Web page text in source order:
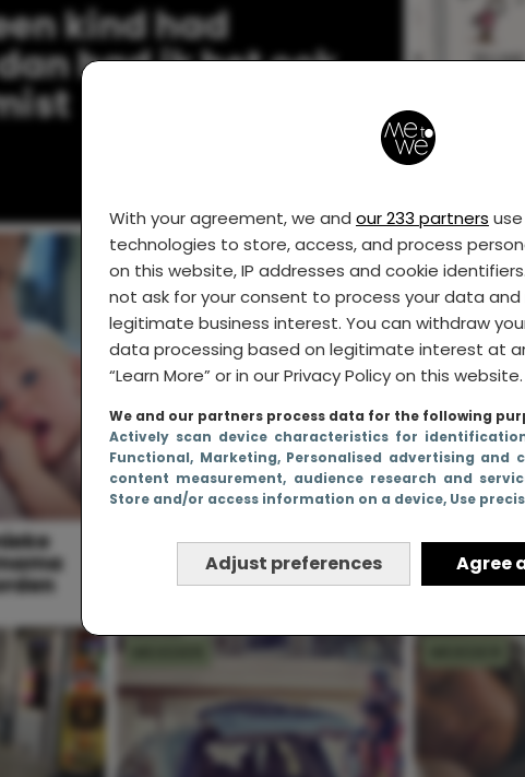
With your agreement, we and our 233 partners
technologies to store, access, and process
on this website, IP addresses and cookie
not ask for your consent to process your data and
legitimate business interest. You can withdraw
data processing based on legitimate interest at
“Learn More” or in our Privacy Policy on this website.
We and our partners process data for the following
Actively scan device characteristics for
Functional, Marketing, Personalised advertising and
content measurement, audience research and
Store and/or access information on a device, Use
Adjust preferences Agree
kind had
had ik het ook
kanten
MOEDER
Ik zat vol oordelen over
imperfecte moeders tot
ik er zelf een werd
MOEDER
Ik blog,
écht!)